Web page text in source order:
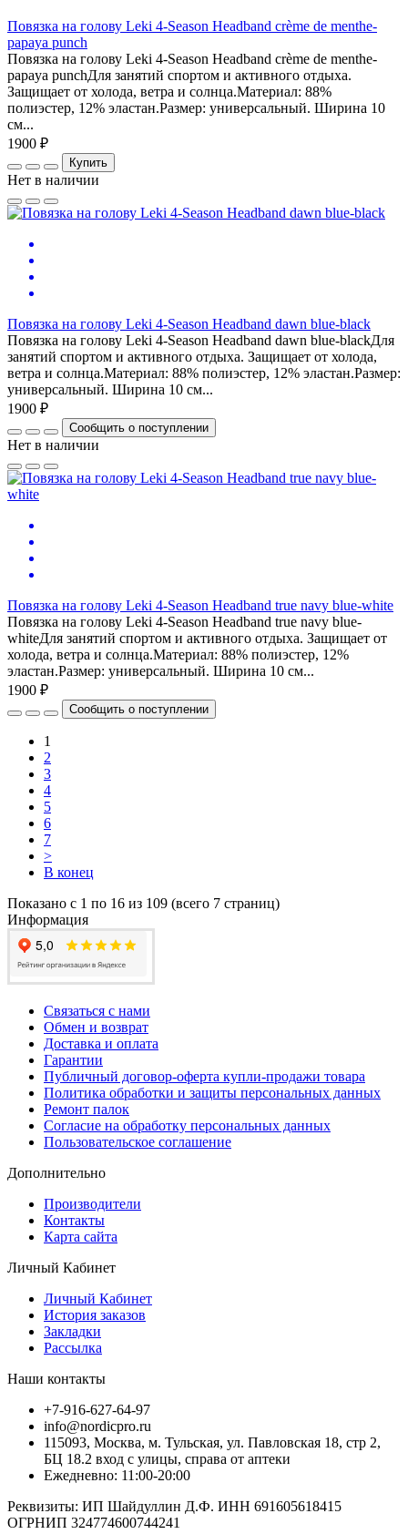
Повязка на голову Leki 4-Season Headband crème de menthe-
papaya punch
Повязка на голову Leki 4-Season Headband crème de menthe-
papaya punchДля занятий спортом и активного отдыха.
Защищает от холода, ветра и солнца.Материал: 88%
полиэстер, 12% эластан.Размер: универсальный. Ширина 10
см...
1900 ₽
Купить
Нет в наличии
Повязка на голову Leki 4-Season Headband dawn blue-black
Повязка на голову Leki 4-Season Headband dawn blue-blackДля
занятий спортом и активного отдыха. Защищает от холода,
ветра и солнца.Материал: 88% полиэстер, 12% эластан.Размер:
универсальный. Ширина 10 см...
1900 ₽
Сообщить о поступлении
Нет в наличии
Повязка на голову Leki 4-Season Headband true navy blue-white
Повязка на голову Leki 4-Season Headband true navy blue-
whiteДля занятий спортом и активного отдыха. Защищает от
холода, ветра и солнца.Материал: 88% полиэстер, 12%
эластан.Размер: универсальный. Ширина 10 см...
1900 ₽
Сообщить о поступлении
1
2
3
4
5
6
7
>
В конец
Показано с 1 по 16 из 109 (всего 7 страниц)
Информация
Связаться с нами
Обмен и возврат
Доставка и оплата
Гарантии
Публичный договор-оферта купли-продажи товара
Политика обработки и защиты персональных данных
Ремонт палок
Согласие на обработку персональных данных
Пользовательское соглашение
Дополнительно
Производители
Контакты
Карта сайта
Личный Кабинет
Личный Кабинет
История заказов
Закладки
Рассылка
Наши контакты
+7-916-627-64-97
info@nordicpro.ru
115093, Москва, м. Тульская, ул. Павловская 18, стр 2,
БЦ 18.2 вход с улицы, справа от аптеки
Ежедневно: 11:00-20:00
Реквизиты: ИП Шайдуллин Д.Ф. ИНН 691605618415
ОГРНИП 324774600744241